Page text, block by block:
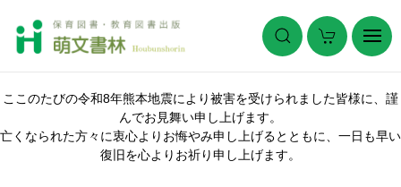
ここのたびの令和8年熊本地震により被害を受けられました皆様に、謹
んでお見舞い申し上げます。
亡くなられた方々に衷心よりお悔やみ申し上げるとともに、一日も早い
復旧を心よりお祈り申し上げます。